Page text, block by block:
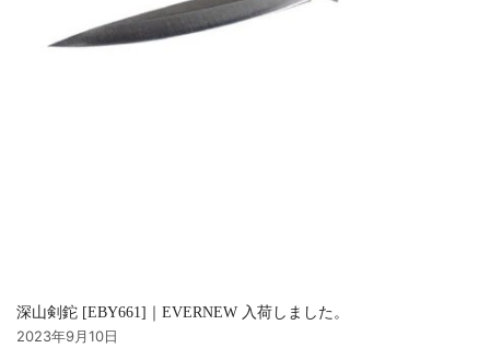
深山剣鉈 [EBY661]｜EVERNEW 入荷しました。
2023年9月10日